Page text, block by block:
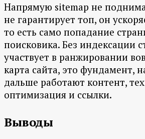
Напрямую sitemap не
не гарантирует топ, он
то есть само попадание
поисковика. Без индексации
участвует в ранжировании
карта сайта, это фундамент,
дальше работают контент,
оптимизация и ссылки.
Выводы